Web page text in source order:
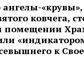
ангелы-
ковчега,
помещении
к